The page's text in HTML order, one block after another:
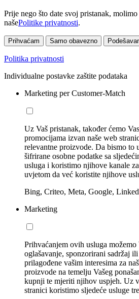
Prije nego što date svoj pristanak,
našePolitike privatnosti.
Prihvaćam Samo obavezno
Politika privatnosti
Individualne postavke zaštite podataka
Marketing per Customer-Match
Uz Vaš pristanak, također ćemo
promocijama izvan naše web
relevantne proizvode. Da bismo to
šifrirane osobne podatke sa
usluga i koristimo njihove kanale
uvjetom da već koristite njihove
Bing, Criteo, Meta, Google,
Marketing
Prihvaćanjem ovih usluga možemo
oglašavanje, sponzorirani sadržaj
prilagođene vašim interesima za
proizvode na temelju Vašeg
kupnji te mjeriti njihov uspjeh. Uz
stranici koristimo sljedeće usluge